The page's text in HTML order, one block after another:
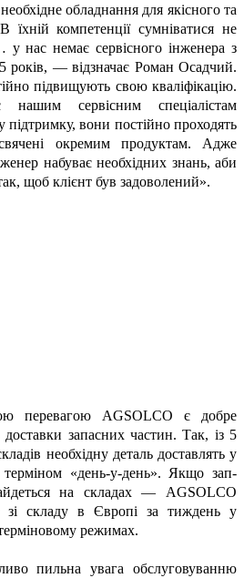
обладнання для якісного та
їхній компетенції сумніватися не
у нас немає сервісного інженера з
років, — відзначає Роман Осадчий.
підвищують свою кваліфікацію.
сервісним спеціалістам
підтримку, вони постійно проходять
окремим продуктам. Адже
набуває необхідних знань, аби
щоб клієнт був задоволений».
перевагою AGSOLCO є добре
доставки запасних частин. Так, із 5
необхідну деталь доставлять у
терміном «день-у-день». Якщо зап­
на складах — AGSOLCO
зі складу в Європі за тиждень у
режимах.
пильна увага обслуговуванню